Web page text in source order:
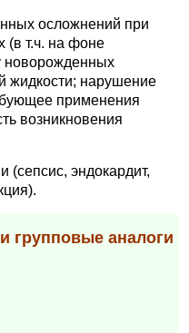
осложнений при
(в т.ч. на фоне
новорожденных
жидкости; нарушение
применения
возникновения
эндокардит,
групповые аналоги